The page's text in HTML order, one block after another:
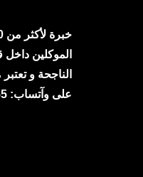
الموكلين
الناجحة و
على وآتساب: 0097471734455.